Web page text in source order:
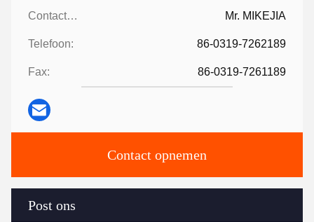
Contactpersonen: Mr. MIKEJIA
Telefoon: 86-0319-7262189
Fax: 86-0319-7261189
Contact opnemen
Post ons